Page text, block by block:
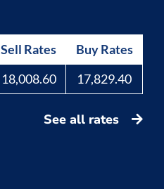
Sell Rates
Buy Rates
18,008.60 17,829.40
See all rates